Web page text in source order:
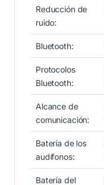
Reducción de
ruido:
Bluetooth:
Protocolos
Bluetooth:
Alcance de
comunicación:
Batería de los
audífonos:
Batería del